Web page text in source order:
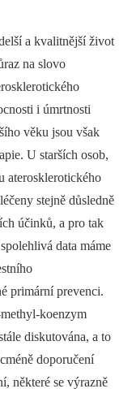
a kvalitnější život
na slovo
i úmrtnosti
věku jsou však
U starších osob,
aterosklerotického
stejně důsledně
účinků, a pro tak
data máme
primární prevenci.
koenzym
diskutována, a to
doporučení
některé se výrazně